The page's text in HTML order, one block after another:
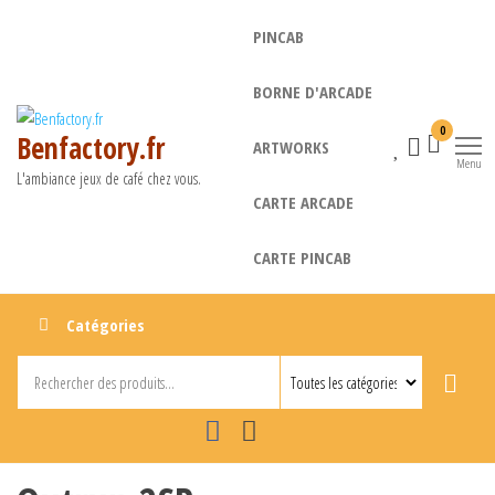
Benfactory.fr
L'ambiance jeux de café chez vous.
PINCAB
BORNE D'ARCADE
ARTWORKS
CARTE ARCADE
CARTE PINCAB
0
Menu
Catégories